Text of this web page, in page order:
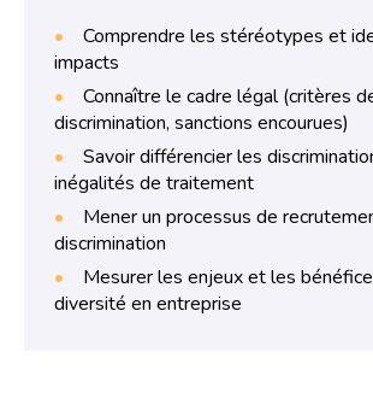
Comprendre les stéréotypes et
impacts
Connaître le cadre légal (critères
discrimination, sanctions encourues)
Savoir différencier les
inégalités de traitement
Mener un processus de
discrimination
Mesurer les enjeux et les
diversité en entreprise